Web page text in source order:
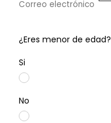
¿Eres menor de edad?
Si
No